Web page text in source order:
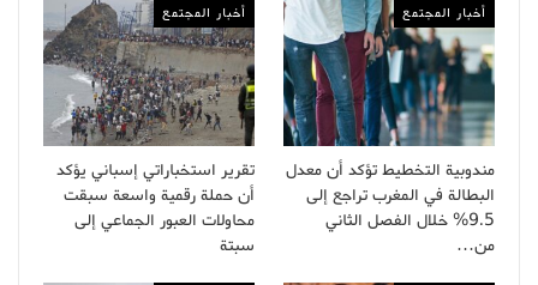
أخبار المجتمع
مندوبية التخطيط تؤكد أن معدل
البطالة في المغرب تراجع إلى
9.5% خلال الفصل الثاني
من…
أخبار المجتمع
تقرير استخباراتي إسباني يؤكد
أن حملة رقمية واسعة سبقت
محاولات العبور الجماعي إلى
سبتة